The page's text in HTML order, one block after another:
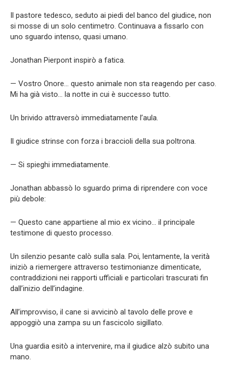
Il pastore tedesco, seduto ai piedi del banco del giudice, non
si mosse di un solo centimetro. Continuava a fissarlo con
uno sguardo intenso, quasi umano.
Jonathan Pierpont inspirò a fatica.
— Vostro Onore… questo animale non sta reagendo per caso.
Mi ha già visto… la notte in cui è successo tutto.
Un brivido attraversò immediatamente l’aula.
Il giudice strinse con forza i braccioli della sua poltrona.
— Si spieghi immediatamente.
Jonathan abbassò lo sguardo prima di riprendere con voce
più debole:
— Questo cane appartiene al mio ex vicino… il principale
testimone di questo processo.
Un silenzio pesante calò sulla sala. Poi, lentamente, la verità
iniziò a riemergere attraverso testimonianze dimenticate,
contraddizioni nei rapporti ufficiali e particolari trascurati fin
dall’inizio dell’indagine.
All’improvviso, il cane si avvicinò al tavolo delle prove e
appoggiò una zampa su un fascicolo sigillato.
Una guardia esitò a intervenire, ma il giudice alzò subito una
mano.